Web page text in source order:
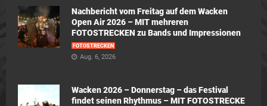
Nachbericht vom Freitag auf dem Wacken
Open Air 2026 – MIT mehreren
FOTOSTRECKEN zu Bands und Impressionen
FOTOSTRECKEN
Aug. 6, 2026
Wacken 2026 – Donnerstag – das Festival
findet seinen Rhythmus – MIT FOTOSTRECKE